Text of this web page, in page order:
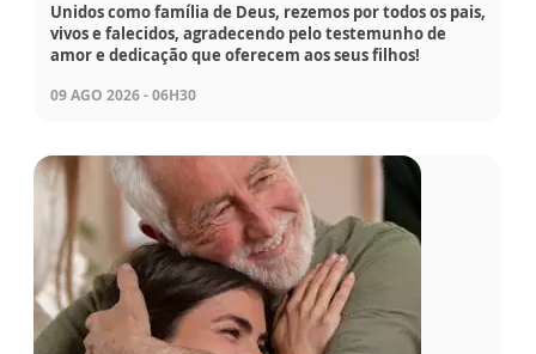
Unidos como família de Deus, rezemos por todos os pais,
vivos e falecidos, agradecendo pelo testemunho de
amor e dedicação que oferecem aos seus filhos!
09 AGO 2026 - 06H30